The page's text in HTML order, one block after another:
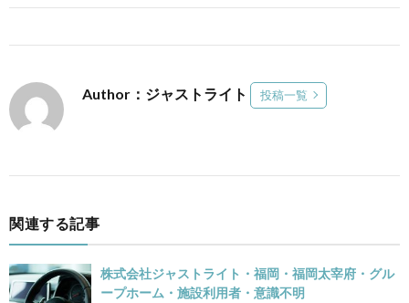
Author：ジャストライト 投稿一覧
関連する記事
株式会社ジャストライト・福岡・福岡太宰府・グル
ープホーム・施設利用者・意識不明